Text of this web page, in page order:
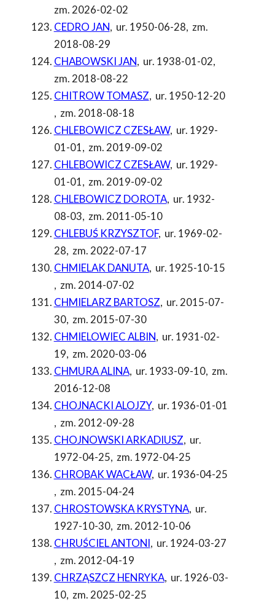
zm. 2026-02-02
CEDRO JAN, ur. 1950-06-28, zm.
2018-08-29
CHABOWSKI JAN, ur. 1938-01-02,
zm. 2018-08-22
CHITROW TOMASZ, ur. 1950-12-20
, zm. 2018-08-18
CHLEBOWICZ CZESŁAW, ur. 1929-
01-01, zm. 2019-09-02
CHLEBOWICZ CZESŁAW, ur. 1929-
01-01, zm. 2019-09-02
CHLEBOWICZ DOROTA, ur. 1932-
08-03, zm. 2011-05-10
CHLEBUŚ KRZYSZTOF, ur. 1969-02-
28, zm. 2022-07-17
CHMIELAK DANUTA, ur. 1925-10-15
, zm. 2014-07-02
CHMIELARZ BARTOSZ, ur. 2015-07-
30, zm. 2015-07-30
CHMIELOWIEC ALBIN, ur. 1931-02-
19, zm. 2020-03-06
CHMURA ALINA, ur. 1933-09-10, zm.
2016-12-08
CHOJNACKI ALOJZY, ur. 1936-01-01
, zm. 2012-09-28
CHOJNOWSKI ARKADIUSZ, ur.
1972-04-25, zm. 1972-04-25
CHROBAK WACŁAW, ur. 1936-04-25
, zm. 2015-04-24
CHROSTOWSKA KRYSTYNA, ur.
1927-10-30, zm. 2012-10-06
CHRUŚCIEL ANTONI, ur. 1924-03-27
, zm. 2012-04-19
CHRZĄSZCZ HENRYKA, ur. 1926-03-
10, zm. 2025-02-25